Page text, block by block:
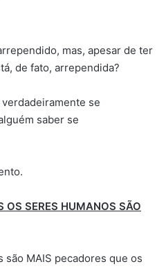
mas, apesar de ter
de fato, arrependida?
se
saber se
OS SERES HUMANOS SÃO
MAIS pecadores que os